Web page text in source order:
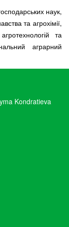
наук,
та агрохімії,
та
аграрний
Kondratieva